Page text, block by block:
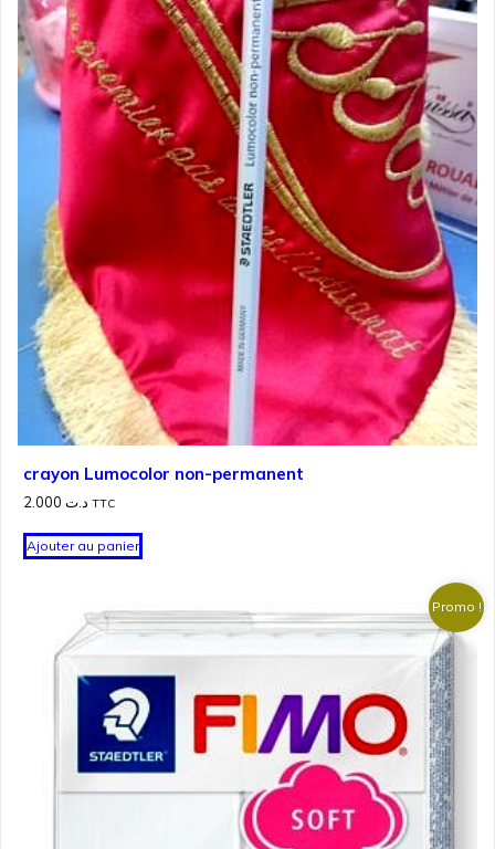
crayon Lumocolor non-permanent
د.ت TTC
Ajouter au panier
Promo !